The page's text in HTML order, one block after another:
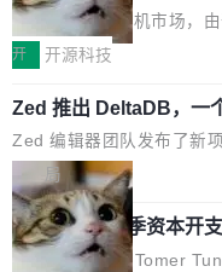
变体：Switchable...
那个创业公司。不同的是
lare Workers 上——我花了
——并且深度集成了 AI。这
计划的顶峰。 十年前，
数据库，按名称寻址，复
存储库里。节点之间只通
个小型数据库，应用天然
库的竞争和爆炸半径问题
了。 闲置的 cell 会休眠到
l 迁移或唤醒时，新宿主从
库继续执行。存储库是持
性能、流畅双第一，三
新折叠缺席
2026年7月的手机市场，
增，手机厂商的日子也不
高价的三星折叠（三星
Fold8 / Z Flip8）外，其余
例如iQOO Z11i、REDMI
te 17 Pro、OPPO K15，
样的次旗舰。 Galaxy Z
Z Flip8三款折叠屏新机均
开 开源科技
Zed 推出 DeltaDB，一
之间所有操作的版本控制
Zed 编辑器团队发布了新
个在 git commit 之间记录
本控制系统。目前处于
ltaDB 的核心思路直接写
眼的位置：「Software is
局
SpaceXAI 单季资本开
根据风险投资人Tomer